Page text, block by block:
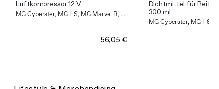
Luftkompressor 12 V
MG Cyberster, MG HS, MG Marvel R, ...
56,05 €
Dichtmittel für
300 ml
MG Cyberster, MG HS,